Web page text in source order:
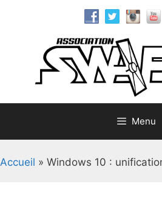
Menu
Accueil » Windows 10 :